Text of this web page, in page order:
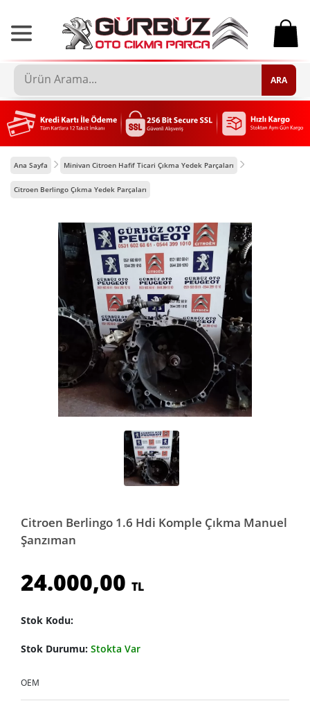
0
ARA
Ana Sayfa Minivan Citroen Hafif Ticari Çıkma Yedek Parçaları
Citroen Berlingo Çıkma Yedek Parçaları
Citroen Berlingo 1.6 Hdi Komple Çıkma Manuel
Şanzıman
24.000,00 TL
Stok Kodu:
Stok Durumu: Stokta Var
OEM